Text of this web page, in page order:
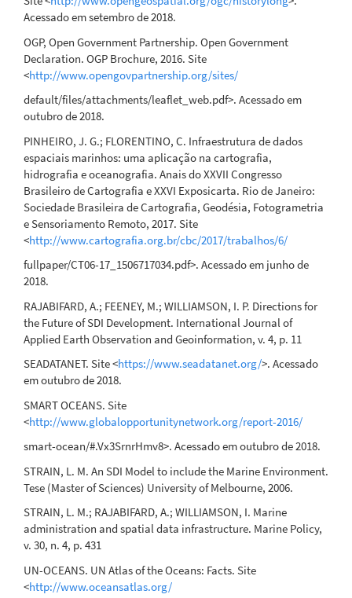
Acessado em setembro de 2018.
OGP, Open Government Partnership. Open Government
Declaration. OGP Brochure, 2016. Site
<http://www.opengovpartnership.org/sites/
default/files/attachments/leaflet_web.pdf>. Acessado em
outubro de 2018.
PINHEIRO, J. G.; FLORENTINO, C. Infraestrutura de dados
espaciais marinhos: uma aplicação na cartografia,
hidrografia e oceanografia. Anais do XXVII Congresso
Brasileiro de Cartografia e XXVI Exposicarta. Rio de Janeiro:
Sociedade Brasileira de Cartografia, Geodésia, Fotogrametria
e Sensoriamento Remoto, 2017. Site
<http://www.cartografia.org.br/cbc/2017/trabalhos/6/
fullpaper/CT06-17_1506717034.pdf>. Acessado em junho de
2018.
RAJABIFARD, A.; FEENEY, M.; WILLIAMSON, I. P. Directions for
the Future of SDI Development. International Journal of
Applied Earth Observation and Geoinformation, v. 4, p. 11
SEADATANET. Site <https://www.seadatanet.org/>. Acessado
em outubro de 2018.
SMART OCEANS. Site
<http://www.globalopportunitynetwork.org/report-2016/
smart-ocean/#.Vx3SrnrHmv8>. Acessado em outubro de 2018.
STRAIN, L. M. An SDI Model to include the Marine Environment.
Tese (Master of Sciences) University of Melbourne, 2006.
STRAIN, L. M.; RAJABIFARD, A.; WILLIAMSON, I. Marine
administration and spatial data infrastructure. Marine Policy,
v. 30, n. 4, p. 431
UN-OCEANS. UN Atlas of the Oceans: Facts. Site
<http://www.oceansatlas.org/